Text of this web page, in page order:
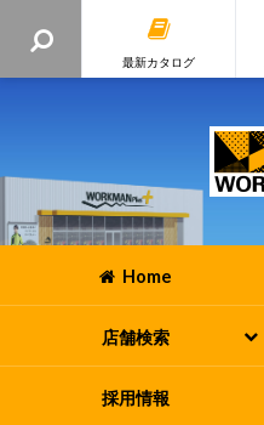
最新カタログ
Home
店舗検索
採用情報